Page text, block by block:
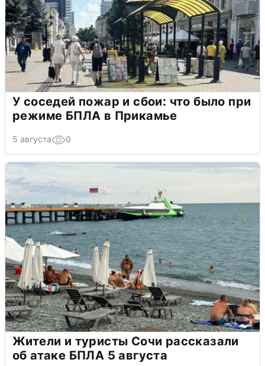
У соседей пожар и сбои: что было при
режиме БПЛА в Прикамье
5 августа 0
Жители и туристы Сочи рассказали
об атаке БПЛА 5 августа